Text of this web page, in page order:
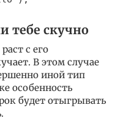
тебе скучно
с его
В этом случае
иной тип
особенность
будет отыгрывать